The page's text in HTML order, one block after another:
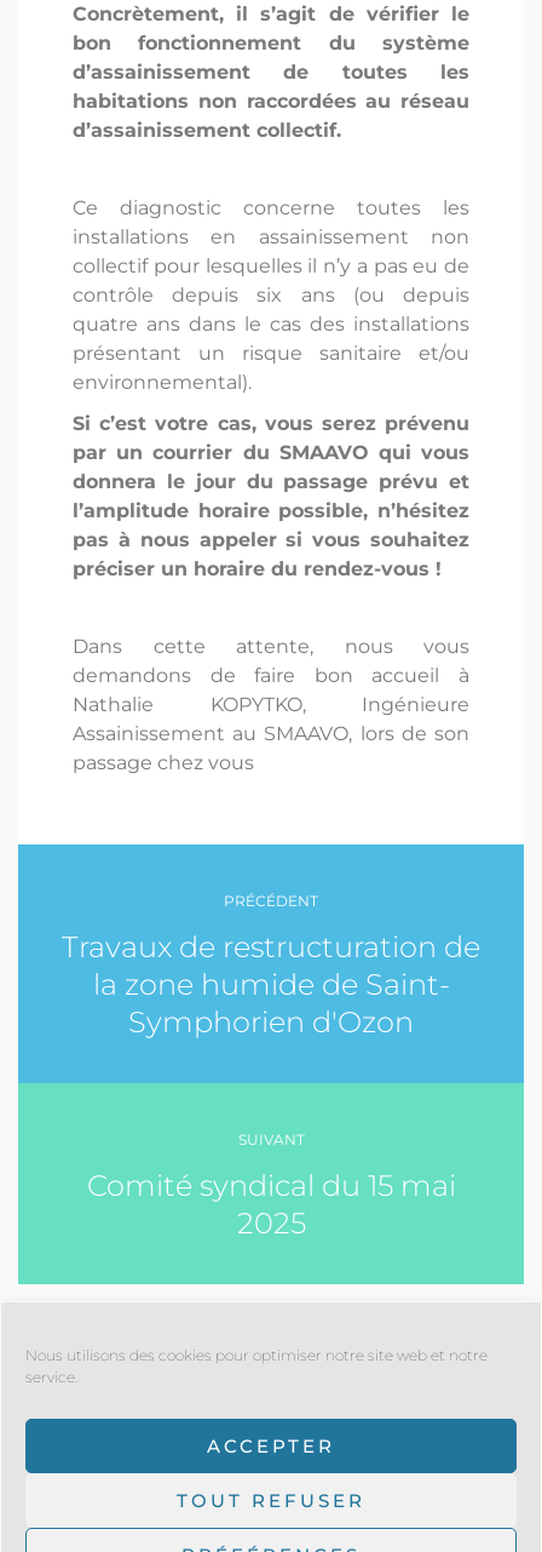
Nous utilisons des cookies pour optimiser notre site web et notre
service.
ACCEPTER
TOUT REFUSER
Concrètement, il s’agit de vérifier le
bon fonctionnement du système
d’assainissement de toutes les
habitations non raccordées au réseau
d’assainissement collectif.
Ce diagnostic concerne toutes les
installations en assainissement non
collectif pour lesquelles il n’y a pas eu de
contrôle depuis six ans (ou depuis
quatre ans dans le cas des installations
présentant un risque sanitaire et/ou
environnemental).
Si c’est votre cas, vous serez prévenu
par un courrier du SMAAVO qui vous
donnera le jour du passage prévu et
l’amplitude horaire possible, n’hésitez
pas à nous appeler si vous souhaitez
préciser un horaire du rendez-vous !
Dans cette attente, nous vous
demandons de faire bon accueil à
Nathalie KOPYTKO, Ingénieure
Assainissement au SMAAVO, lors de son
passage chez vous
PRÉCÉDENT
Travaux de restructuration de
la zone humide de Saint-
Symphorien d'Ozon
SUIVANT
Comité syndical du 15 mai
2025
POLITIQUE DE CONFIDENTIALITÉ